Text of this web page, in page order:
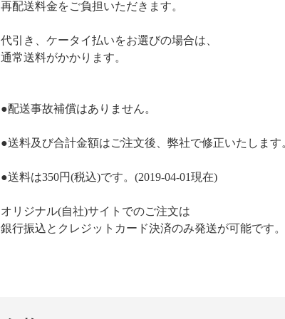
再配送料金をご負担いただきます。
代引き、ケータイ払いをお選びの場合は、
通常送料がかかります。
●配送事故補償はありません。
●送料及び合計金額はご注文後、弊社で修正いたします
●送料は350円(税込)です。(2019-04-01現在)
オリジナル(自社)サイトでのご注文は
銀行振込とクレジットカード決済のみ発送が可能です。